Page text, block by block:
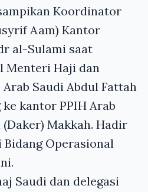
Koordinator
Aam) Kantor
al-Sulami saat
Menteri Haji dan
Saudi Abdul Fattah
kantor PPIH Arab
Makkah. Hadir
Operasional
Saudi dan delegasi